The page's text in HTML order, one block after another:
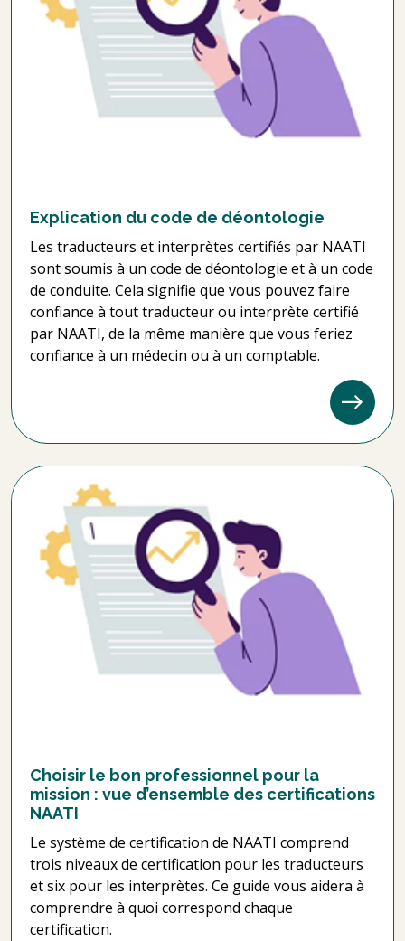
Explication du code de déontologie
Les traducteurs et interprètes certifiés par NAATI
sont soumis à un code de déontologie et à un code
de conduite. Cela signifie que vous pouvez faire
confiance à tout traducteur ou interprète certifié
par NAATI, de la même manière que vous feriez
confiance à un médecin ou à un comptable.
Choisir le bon professionnel pour la
mission : vue d’ensemble des certifications
NAATI
Le système de certification de NAATI comprend
trois niveaux de certification pour les traducteurs
et six pour les interprètes. Ce guide vous aidera à
comprendre à quoi correspond chaque
certification.